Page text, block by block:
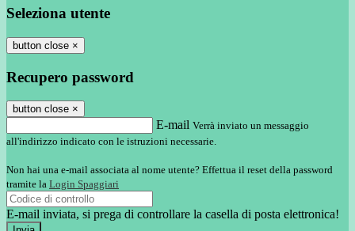
Seleziona utente
button close ×
Recupero password
button close ×
E-mail Verrà inviato un messaggio
all'indirizzo indicato con le istruzioni necessarie.
Non hai una e-mail associata al nome utente? Effettua il reset della password
tramite la Login Spaggiari
E-mail inviata, si prega di controllare la casella di posta elettronica!